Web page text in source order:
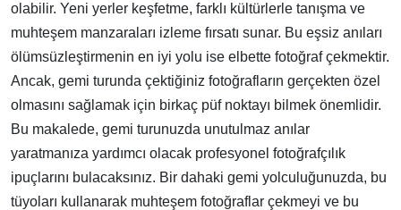
olabilir. Yeni yerler keşfetme, farklı kültürlerle tanışma ve
muhteşem manzaraları izleme fırsatı sunar. Bu eşsiz anıları
ölümsüzleştirmenin en iyi yolu ise elbette fotoğraf çekmektir.
Ancak, gemi turunda çektiğiniz fotoğrafların gerçekten özel
olmasını sağlamak için birkaç püf noktayı bilmek önemlidir.
Bu makalede, gemi turunuzda unutulmaz anılar
yaratmanıza yardımcı olacak profesyonel fotoğrafçılık
ipuçlarını bulacaksınız. Bir dahaki gemi yolculuğunuzda, bu
tüyoları kullanarak muhteşem fotoğraflar çekmeyi ve bu